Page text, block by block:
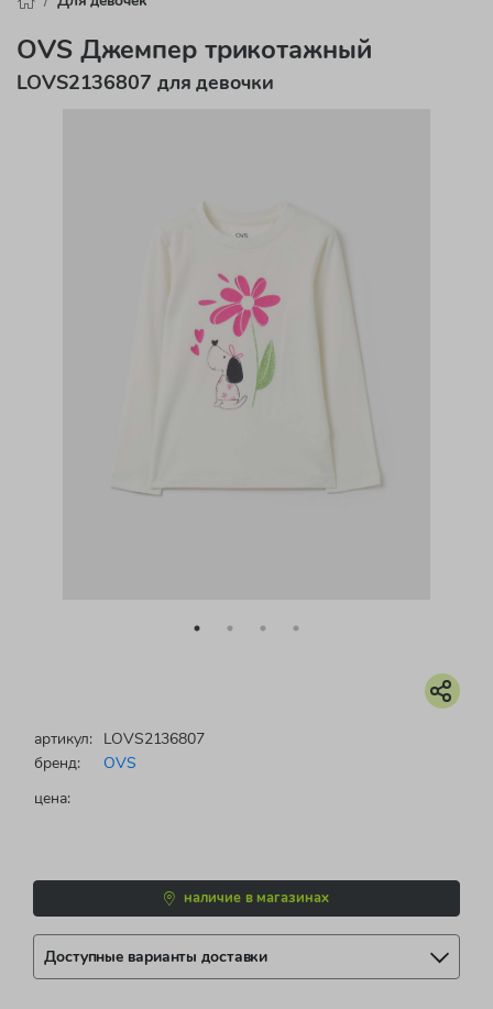
OVS Джемпер трикотажный
LOVS2136807 для девочки
артикул: LOVS2136807
бренд:
OVS
цена:
наличие в магазинах
Доступные варианты доставки